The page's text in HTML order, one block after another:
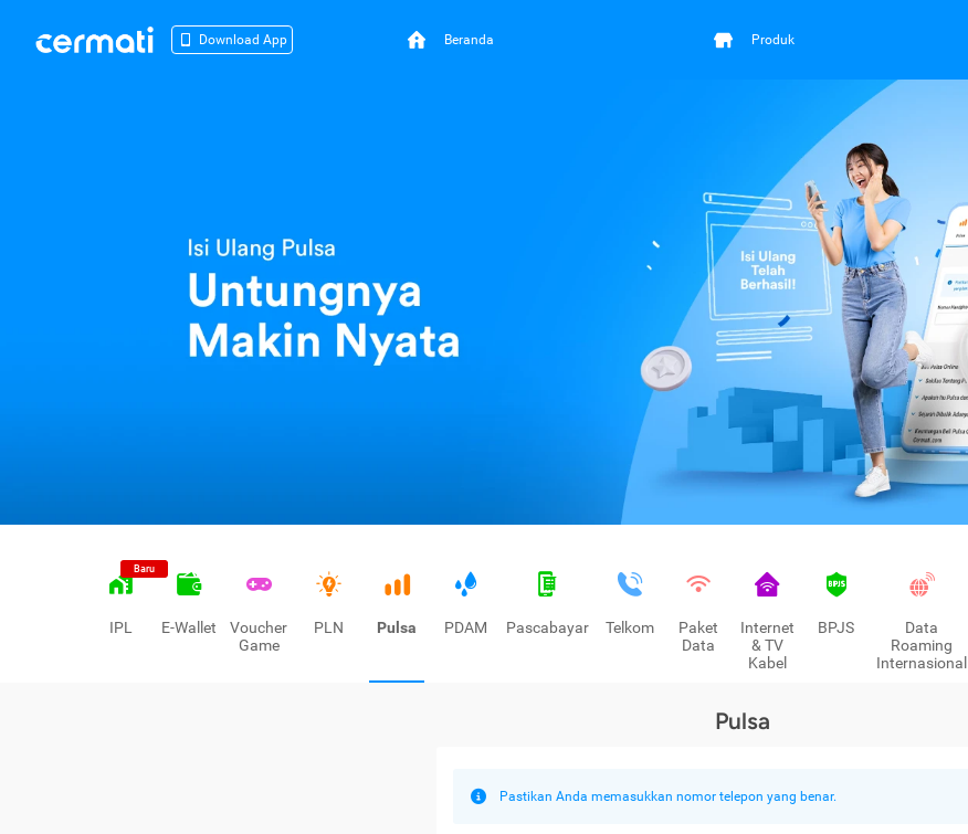
Download App Beranda Produk
Baru
IPL E-Wallet
Voucher
Game
PLN Pulsa PDAM Pascabayar Telkom
Paket
Data
Internet
& TV
Kabel
BPJS
Data
Roaming
Internasional
Pulsa
Pastikan Anda memasukkan nomor telepon yang benar.